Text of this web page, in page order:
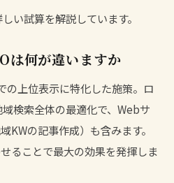
い試算を解説しています。
は何が違いますか
の上位表示に特化した施策。ロ
検索全体の最適化で、Webサ
KWの記事作成）も含みます。
ることで最大の効果を発揮しま